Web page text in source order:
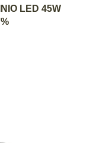
LED 45W